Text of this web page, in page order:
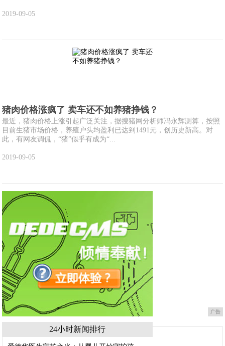
2019-09-05
猪肉价格涨疯了 卖车还不如养猪挣钱？
最近，猪肉价格上涨引起广泛关注，据搜猪网分析师冯永辉测算，按照
目前生猪市场价格，养殖户头均盈利已达到1491元，创历史新高。对
此，有网友调侃，“猪”似乎有成为“...
2019-09-05
广告
24小时新闻排行